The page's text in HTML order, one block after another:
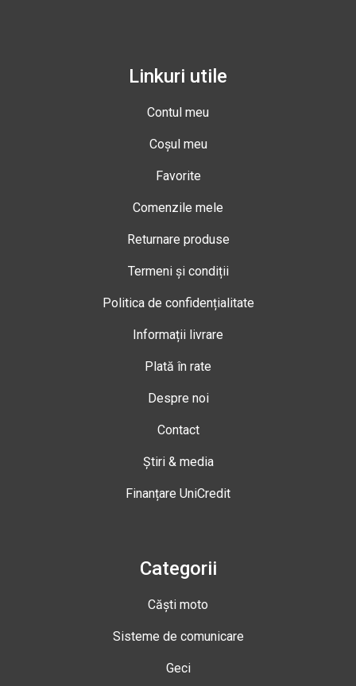
Linkuri utile
Contul meu
Coșul meu
Favorite
Comenzile mele
Returnare produse
Termeni și condiții
Politica de confidențialitate
Informații livrare
Plată în rate
Despre noi
Contact
Știri & media
Finanțare UniCredit
Categorii
Căști moto
Sisteme de comunicare
Geci